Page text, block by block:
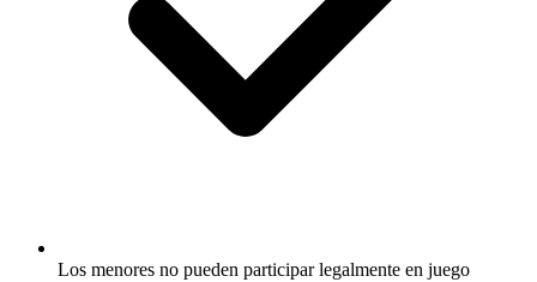
Los menores no pueden participar legalmente en juego